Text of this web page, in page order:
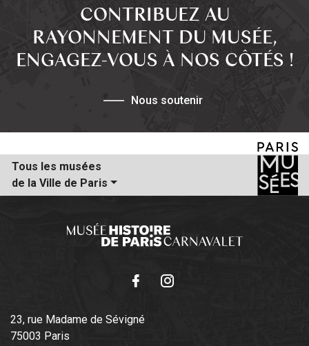
CONTRIBUEZ AU
RAYONNEMENT DU MUSÉE,
ENGAGEZ-VOUS À NOS CÔTÉS !
Nous soutenir
Tous les musées
de la Ville de Paris
23, rue Madame de Sévigné
75003 Paris